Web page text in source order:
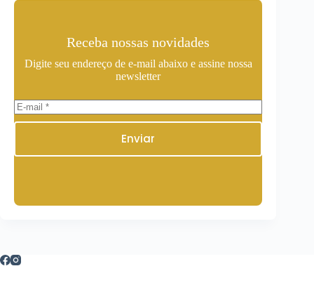
Receba nossas novidades
Digite seu endereço de e-mail abaixo e assine nossa
newsletter
Enviar